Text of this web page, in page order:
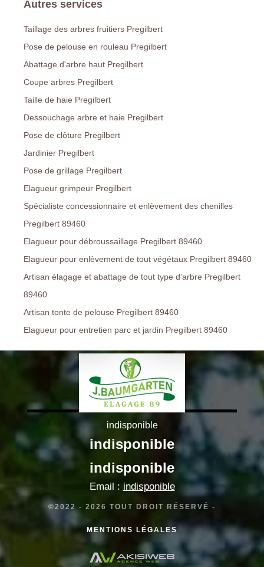
Autres services
Taillage des arbres fruitiers Pregilbert
Pose de pelouse en rouleau Pregilbert
Abattage d'arbre haut Pregilbert
Coupe arbres Pregilbert
Taille de haie Pregilbert
Dessouchage arbre et haie Pregilbert
Pose de clôture Pregilbert
Jardinier Pregilbert
Pose de grillage Pregilbert
Elagueur grimpeur Pregilbert
Spécialiste concessionnaire et enlèvement des chenilles
Pregilbert 89460
Elagueur pour débroussaillage Pregilbert 89460
Elagueur pour enlèvement de tout végétaux Pregilbert 89460
Artisan élagage et abattage de tout type d'arbre Pregilbert
89460
Artisan tonte de pelouse Pregilbert 89460
Elagueur pour entretien parc et jardin Pregilbert 89460
indisponible
indisponible
indisponible
Email : indisponible
©2022 - 2026 TOUT DROIT RÉSERVÉ -
MENTIONS LÉGALES